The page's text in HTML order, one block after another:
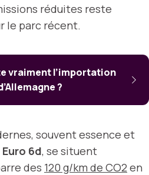
réduites reste
le parc récent.
vraiment l’importation
?
souvent essence et
Euro 6d, se situent
des 120 g/km de CO2 en